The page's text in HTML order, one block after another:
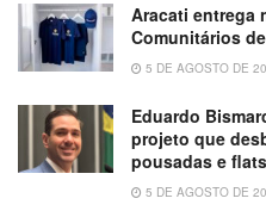
Aracati entrega
Comunitários
5 DE AGOSTO DE
Eduardo
projeto que
pousadas e flats
5 DE AGOSTO DE